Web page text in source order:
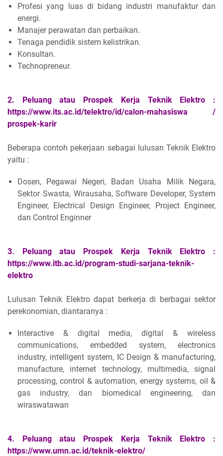
Profesi yang luas di bidang industri manufaktur dan
energi.
Manajer perawatan dan perbaikan.
Tenaga pendidik sistem kelistrikan.
Konsultan.
Technopreneur.
2. Peluang atau Prospek Kerja Teknik Elektro :
https://www.its.ac.id/telektro/id/calon-mahasiswa /
prospek-karir
Beberapa contoh pekerjaan sebagai lulusan Teknik Elektro
yaitu :
Dosen, Pegawai Negeri, Badan Usaha Milik Negara,
Sektor Swasta, Wirausaha, Software Developer, System
Engineer, Electrical Design Engineer, Project Engineer,
dan Control Enginner
3. Peluang atau Prospek Kerja Teknik Elektro :
https://www.itb.ac.id/program-studi-sarjana-teknik-
elektro
Lulusan Teknik Elektro dapat berkerja di berbagai sektor
perekonomian, diantaranya :
Interactive & digital media, digital & wireless
communications, embedded system, electronics
industry, intelligent system, IC Design & manufacturing,
manufacture, internet technology, multimedia, signal
processing, control & automation, energy systems, oil &
gas industry, dan biomedical engineering, dan
wiraswatawan
4. Peluang atau Prospek Kerja Teknik Elektro :
https://www.umn.ac.id/teknik-elektro/